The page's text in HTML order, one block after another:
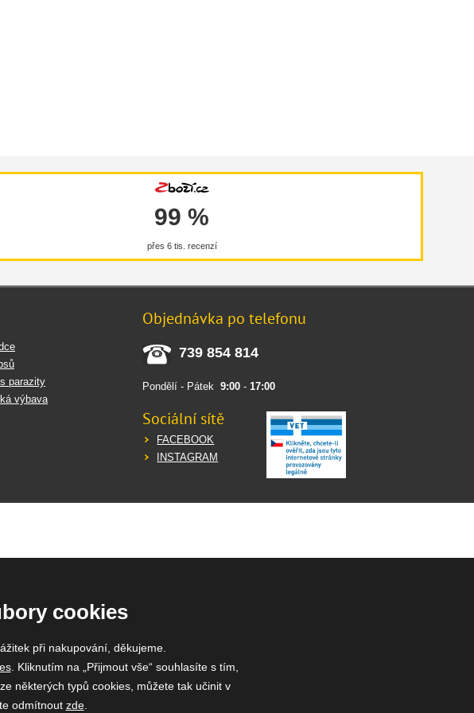
99 %
přes 6 tis. recenzí
parazity
výbava
Objednávka po telefonu
739 854 814
Pondělí - Pátek9:00 -17:00
Sociální sítě
FACEBOOK
INSTAGRAM
cookies
při nakupování, děkujeme.
. Kliknutím na „Přijmout vše“ souhlasíte s tím,
některých typů cookies, můžete tak učinit v
odmítnout zde.